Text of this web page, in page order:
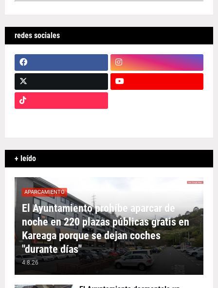
redes sociales
+ leído
APARCAMIENTO
El Ayuntamiento prohíbe aparcar de
noche en 220 plazas públicas gratis en
Kareaga porque se dejan coches
"durante días"
4.8.26